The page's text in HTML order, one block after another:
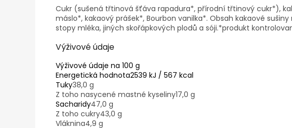
Cukr (sušená třtinová šťáva rapadura*, přírodní třtinový cukr*),
máslo*, kakaový prášek*, Bourbon vanilka*. Obsah kakaové
stopy mléka, jiných skořápkových plodů a sóji.*produkt
Výživové údaje
Výživové údaje na 100 g
Energetická hodnota2539 kJ / 567 kcal
Tuky38,0 g
Z toho nasycené mastné kyseliny17,0 g
Sacharidy47,0 g
Z toho cukry43,0 g
Vláknina4,9 g